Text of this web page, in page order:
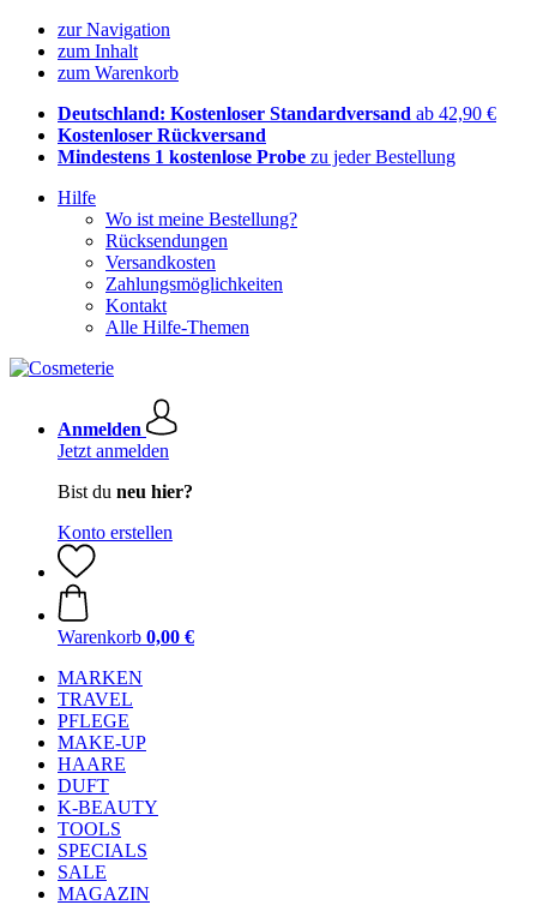
zur Navigation
zum Inhalt
zum Warenkorb
Deutschland: Kostenloser Standardversand ab 42,90 €
Kostenloser Rückversand
Mindestens 1 kostenlose Probe zu jeder Bestellung
Hilfe
Wo ist meine Bestellung?
Rücksendungen
Versandkosten
Zahlungsmöglichkeiten
Kontakt
Alle Hilfe-Themen
Anmelden
Jetzt anmelden
Bist du neu hier?
Konto erstellen
Warenkorb 0,00 €
MARKEN
TRAVEL
PFLEGE
MAKE-UP
HAARE
DUFT
K-BEAUTY
TOOLS
SPECIALS
SALE
MAGAZIN